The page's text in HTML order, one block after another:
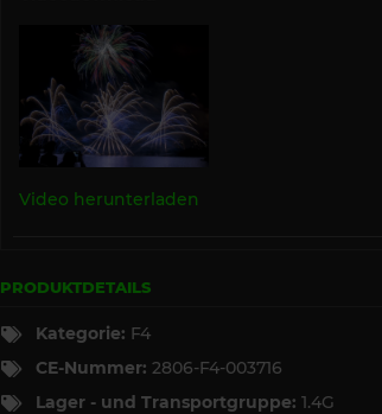
Video herunterladen
PRODUKTDETAILS
Kategorie: F4
CE-Nummer: 2806-F4-003716
Lager - und Transportgruppe: 1.4G